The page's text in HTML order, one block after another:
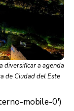
diversificar a agenda
de Ciudad del Este